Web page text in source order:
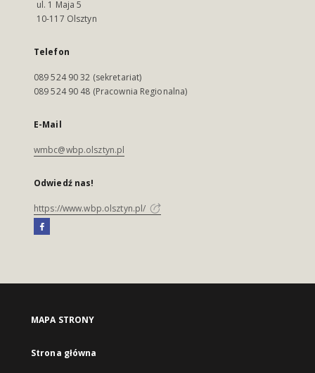
ul. 1 Maja 5
10-117 Olsztyn
Telefon
089 524 90 32 (sekretariat)
089 524 90 48 (Pracownia Regionalna)
E-Mail
wmbc@wbp.olsztyn.pl
Odwiedź nas!
https://www.wbp.olsztyn.pl/
MAPA STRONY
Strona główna